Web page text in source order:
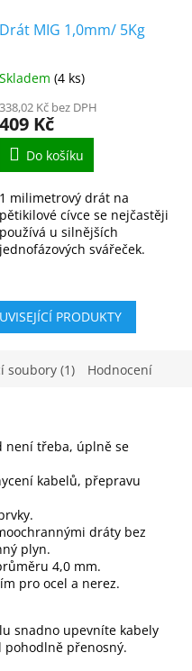
Drát MIG 1,0mm/ 5Kg
Skladem (4 ks)
338,02 Kč bez DPH
409 Kč
Do košíku
1 milimetrový drát na
pětikilové cívce se nejčastěji
používá u silnějších
jednofázových svářeček.
5 Kg
PRODUKTY
soubory (1) Hodnocení
není třeba, úplně se
kabelů, přepravu
dráty bez
plyn.
4,0 mm.
pro ocel a nerez.
snadno upevníte kabely
pohodlně přenosný.